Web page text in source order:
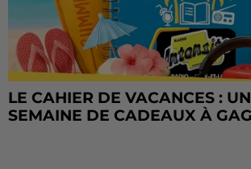
LE CAHIER DE VACANCES :
SEMAINE DE CADEAUX À